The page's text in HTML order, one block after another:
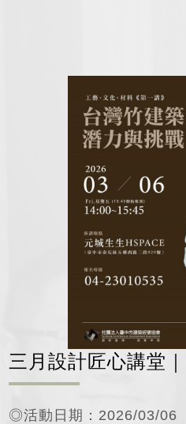
三月設計匠心講堂
◎活動日期：2026/03/06